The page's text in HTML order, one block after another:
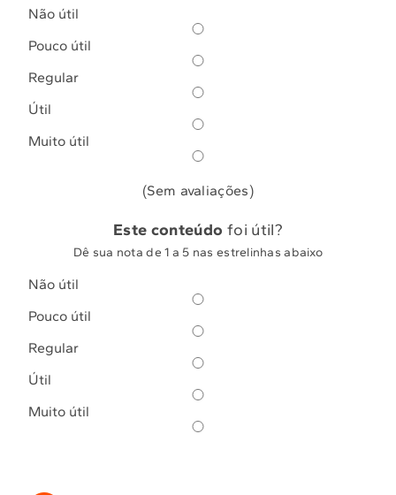
Não útil
Pouco útil
Regular
Útil
Muito útil
(Sem avaliações)
Este conteúdo foi útil?
Dê sua nota de 1 a 5 nas estrelinhas abaixo
Não útil
Pouco útil
Regular
Útil
Muito útil